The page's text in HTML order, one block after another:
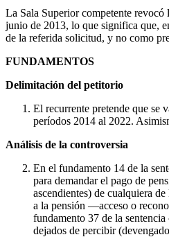
La Sala Superior competente
junio de 2013, lo que significa que,
de la referida solicitud, y no como
FUNDAMENTOS
Delimitación del petitorio
El recurrente pretende que se
períodos 2014 al 2022.
Análisis de la controversia
En el fundamento 14 de la
para demandar el pago de
ascendientes) de cualquiera
a la pensión —acceso o
fundamento 37 de la
dejados de percibir